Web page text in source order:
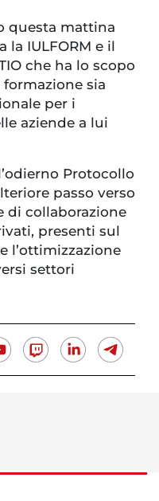
questa mattina
IULFORM e il
che ha lo scopo
sia
per i
aziende a lui
Protocollo
passo verso
di collaborazione
presenti sul
l’ottimizzazione
settori